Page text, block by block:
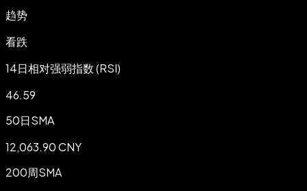
趋势
看跌
14日相对强弱指数 (RSI)
46.59
50日SMA
12,063.90 CNY
200周SMA